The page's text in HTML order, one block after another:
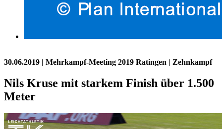
30.06.2019 | Mehrkampf-Meeting 2019 Ratingen | Zehnkampf
Nils Kruse mit starkem Finish über 1.500
Meter